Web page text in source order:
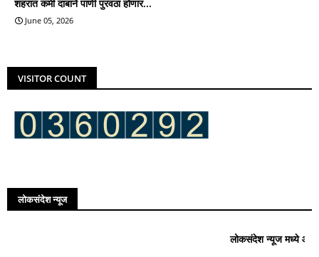
शहरात कमी दाबाने पाणी पुरवठा होणार...
June 05, 2026
VISITOR COUNT
लोकसंदेश न्यूज
लोकसंदेश न्यूज मध्ये आपले सहर्ष स्वागत